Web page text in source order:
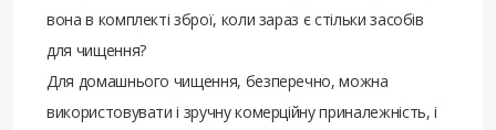
вона в комплекті зброї, коли зараз є стільки засобів
для чищення?
Для домашнього чищення, безперечно, можна
використовувати і зручну комерційну приналежність, і